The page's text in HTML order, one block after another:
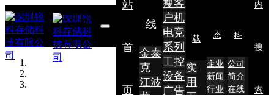
站
首
页
线
金泰
克
江波
瘦客
户机
电竞
系列
工控
设备
广告
载
实
用
态
企业
新闻
行业
科
公司
简介
在线
内
搜
索